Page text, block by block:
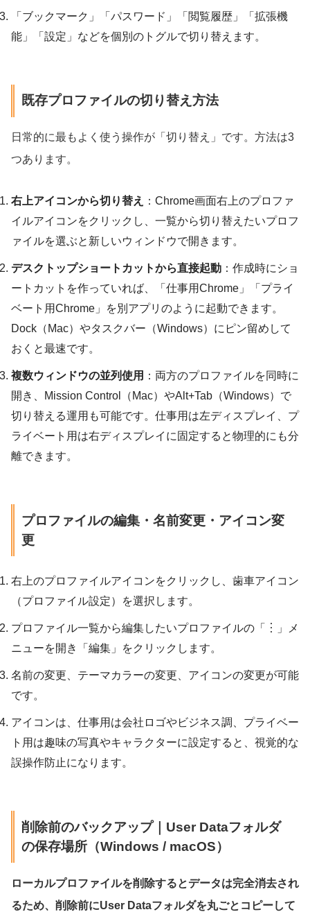
「ブックマーク」「パスワード」「閲覧履歴」「拡張機
能」「設定」などを個別のトグルで切り替えます。
既存プロファイルの切り替え方法
日常的に最もよく使う操作が「切り替え」です。方法は3
つあります。
右上アイコンから切り替え
：Chrome画面右上のプロファ
イルアイコンをクリックし、一覧から切り替えたいプロフ
ァイルを選ぶと新しいウィンドウで開きます。
デスクトップショートカットから直接起動 ：作成時にショ
ートカットを作っていれば、「仕事用Chrome」「プライ
ベート用Chrome」を別アプリのように起動できます。
Dock（Mac）やタスクバー（Windows）にピン留めして
おくと最速です。
複数ウィンドウの並列使用 ：両方のプロファイルを同時に
開き、Mission Control（Mac）やAlt+Tab（Windows）で
切り替える運用も可能です。仕事用は左ディスプレイ、プ
ライベート用は右ディスプレイに固定すると物理的にも分
離できます。
プロファイルの編集・名前変更・アイコン変
更
右上のプロファイルアイコンをクリックし、歯車アイコン
（プロファイル設定）を選択します。
プロファイル一覧から編集したいプロファイルの「︙」メ
ニューを開き「編集」をクリックします。
名前の変更、テーマカラーの変更、アイコンの変更が可能
です。
アイコンは、仕事用は会社ロゴやビジネス調、プライベー
ト用は趣味の写真やキャラクターに設定すると、視覚的な
誤操作防止になります。
削除前のバックアップ｜User Dataフォルダ
の保存場所（Windows / macOS）
ローカルプロファイルを削除するとデータは完全消去され
るため、削除前にUser Dataフォルダを丸ごとコピーして